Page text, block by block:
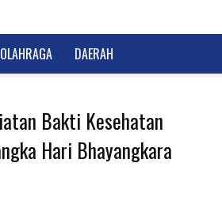
OLAHRAGA DAERAH
Bakti Kesehatan
Hari Bhayangkara